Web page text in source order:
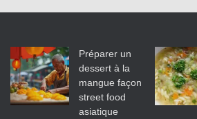
Préparer un
dessert à la
mangue façon
street food
asiatique